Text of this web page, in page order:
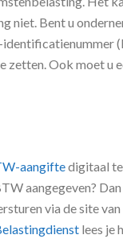
als
Het
niet. Bent u
Ook moet u
aangiftedigitaal te
aangegeven?